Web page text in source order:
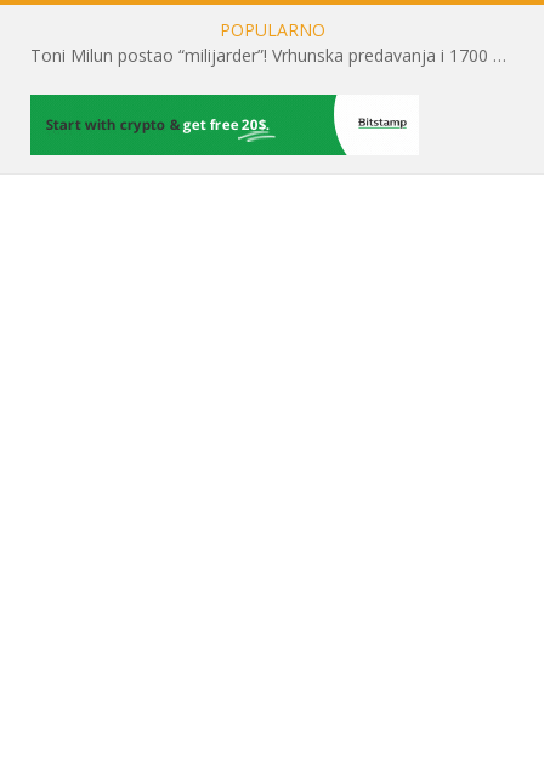
POPULARNO
Toni Milun postao “milijarder”! Vrhunska predavanja i 1700 posjetitelja obilježili su mjesec financijske pismenosti